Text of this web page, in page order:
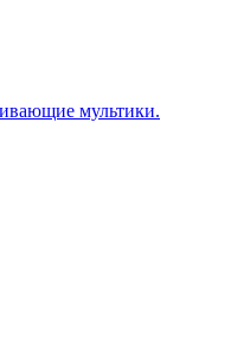
мультики.